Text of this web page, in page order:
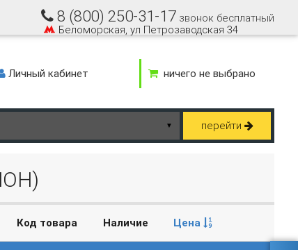
8 (800) 250-31-17 звонок бесплатный
Беломорская, ул Петрозаводская 34
Личный кабинет
ничего не выбрано
▼ перейти
Код товара Наличие Цена